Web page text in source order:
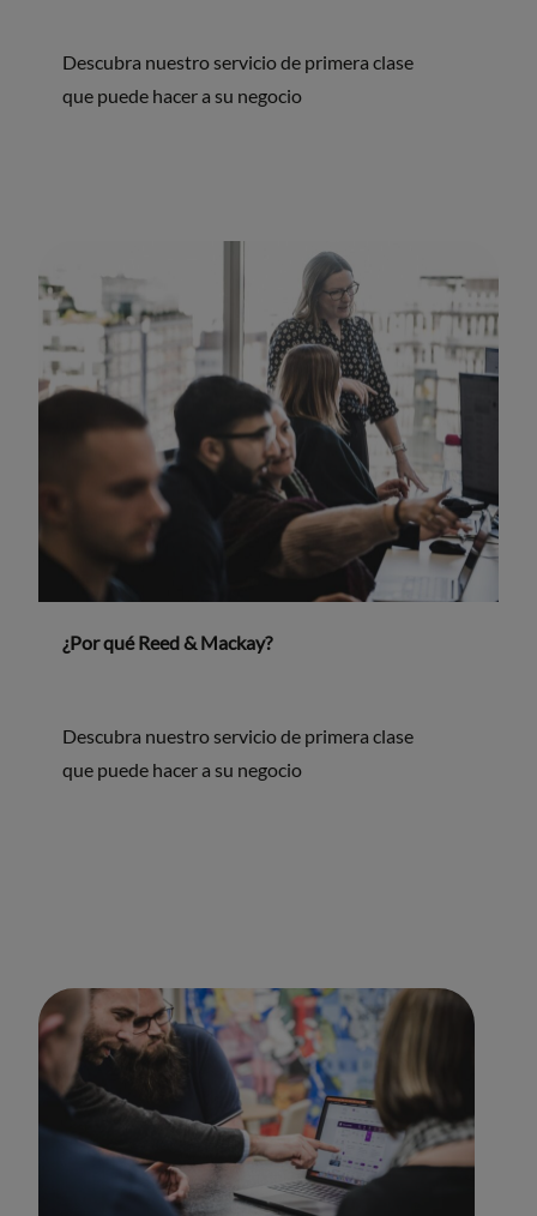
Descubra nuestro servicio de primera clase
que puede hacer a su negocio
¿Por qué Reed & Mackay?
Descubra nuestro servicio de primera clase
que puede hacer a su negocio